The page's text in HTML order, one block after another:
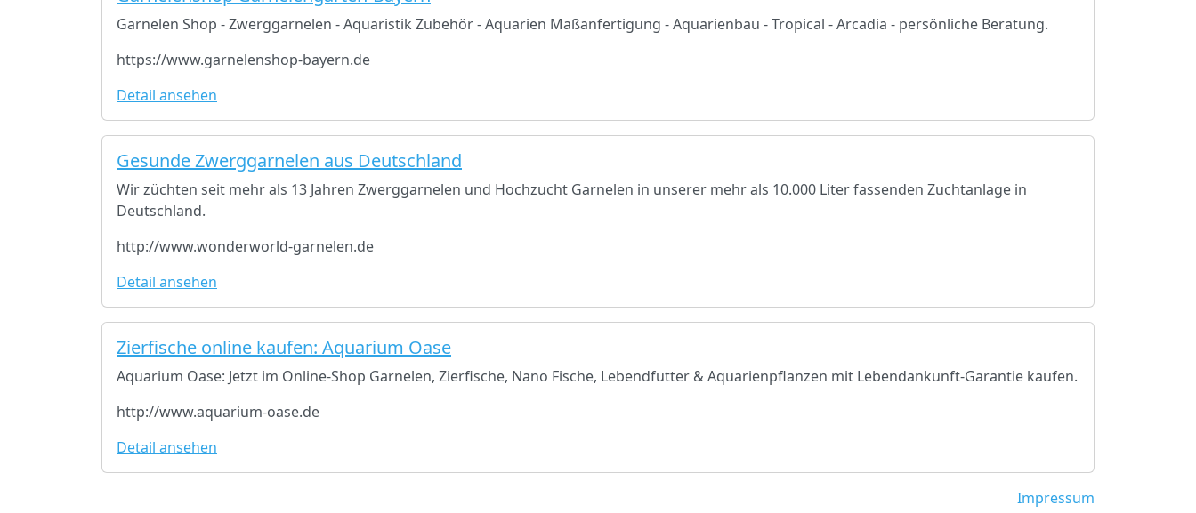
Garnelen Shop - Zwerggarnelen - Aquaristik Zubehör - Aquarien Maßanfertigung - Aquarienbau - Tropical - Arcadia - persönliche Beratung.
https://www.garnelenshop-bayern.de
Detail ansehen
Gesunde Zwerggarnelen aus Deutschland
Wir züchten seit mehr als 13 Jahren Zwerggarnelen und Hochzucht Garnelen in unserer mehr als 10.000 Liter fassenden Zuchtanlage in
Deutschland.
http://www.wonderworld-garnelen.de
Detail ansehen
Zierfische online kaufen: Aquarium Oase
Aquarium Oase: Jetzt im Online-Shop Garnelen, Zierfische, Nano Fische, Lebendfutter & Aquarienpflanzen mit Lebendankunft-Garantie kaufen.
http://www.aquarium-oase.de
Detail ansehen
Impressum